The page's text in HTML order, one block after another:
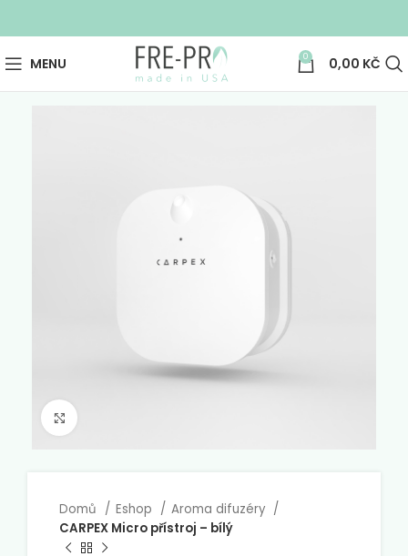
MENU 0 0,00 KČ
Domů Eshop
Aroma difuzéry
CARPEX Micro přístroj – bílý